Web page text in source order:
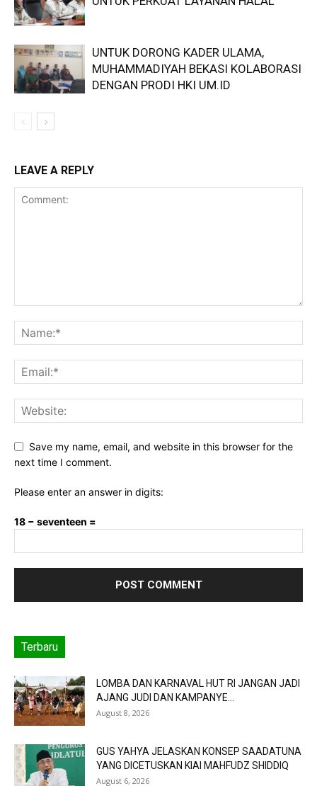
UNTUK DORONG KADER ULAMA,
MUHAMMADIYAH BEKASI KOLABORASI
DENGAN PRODI HKI UM.ID
LEAVE A REPLY
Save my name, email, and website in this browser for the
next time I comment.
Please enter an answer in digits:
18 − seventeen =
Terbaru
LOMBA DAN KARNAVAL HUT RI JANGAN JADI
AJANG JUDI DAN KAMPANYE...
August 8, 2026
GUS YAHYA JELASKAN KONSEP SAADATUNA
YANG DICETUSKAN KIAI MAHFUDZ SHIDDIQ
August 6, 2026